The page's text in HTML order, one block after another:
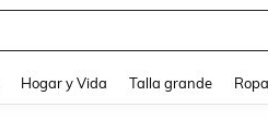
Hogar y Vida Talla grande